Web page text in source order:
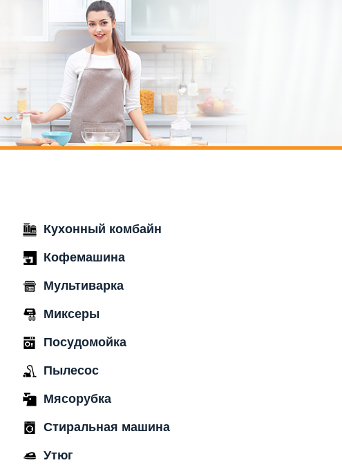
Кухонный комбайн
Кофемашина
Мультиварка
Миксеры
Посудомойка
Пылесос
Мясорубка
Стиральная машина
Утюг